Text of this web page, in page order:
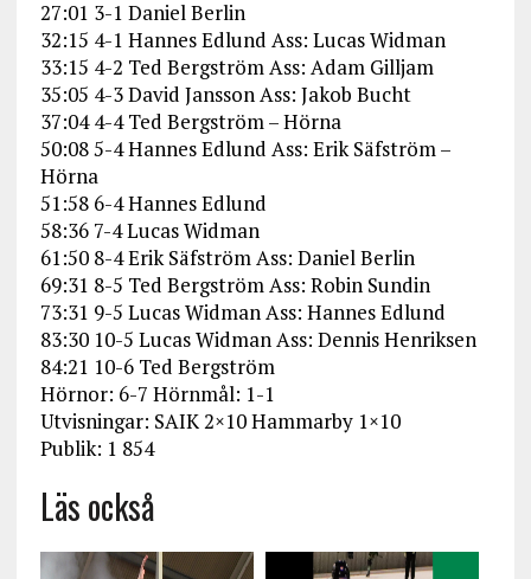
27:01 3-1 Daniel Berlin
32:15 4-1 Hannes Edlund Ass: Lucas Widman
33:15 4-2 Ted Bergström Ass: Adam Gilljam
35:05 4-3 David Jansson Ass: Jakob Bucht
37:04 4-4 Ted Bergström – Hörna
50:08 5-4 Hannes Edlund Ass: Erik Säfström –
Hörna
51:58 6-4 Hannes Edlund
58:36 7-4 Lucas Widman
61:50 8-4 Erik Säfström Ass: Daniel Berlin
69:31 8-5 Ted Bergström Ass: Robin Sundin
73:31 9-5 Lucas Widman Ass: Hannes Edlund
83:30 10-5 Lucas Widman Ass: Dennis Henriksen
84:21 10-6 Ted Bergström
Hörnor: 6-7 Hörnmål: 1-1
Utvisningar: SAIK 2×10 Hammarby 1×10
Publik: 1 854
Läs också